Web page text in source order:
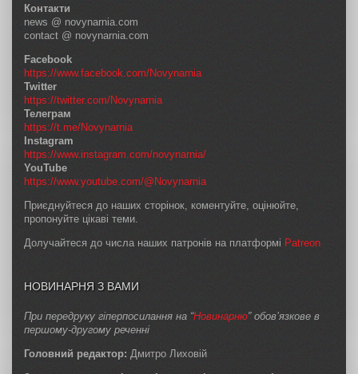
Контакти
news @ novynarnia.com
contact @ novynarnia.com
Facebook
https://www.facebook.com/Novynarnia
Twitter
https://twitter.com/Novynarnia
Телеграм
https://t.me/Novynarnia
Instagram
https://www.instagram.com/novynarnia/
YouTube
https://www.youtube.com/@Novynarnia
Приєднуйтеся до наших сторінок, коментуйте, оцінюйте,
пропонуйте цікаві теми.
Долучайтеся до числа наших патронів на платформі Patreon
НОВИНАРНЯ З ВАМИ
При передруку гіперпосилання на “Новинарню” обов’язкове в
першому-другому реченні
Головний редактор: Дмитро Лиховій